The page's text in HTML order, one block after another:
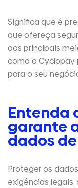
Significa que é
que ofereça
aos principais
como a Cyclopay
para o seu
Entenda
garante
dados
Proteger os
exigências